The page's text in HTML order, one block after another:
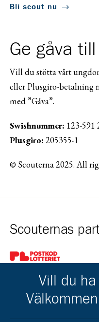
Bli scout nu
Ge gåva
Vill du stötta vårt
eller Plusgiro-betalning
med ”Gåva”.
Swishnummer: 123-591
Plusgiro: 205355-1
© Scouterna 2025. All
Scouternas
Gå till pl_50
Vill du ha